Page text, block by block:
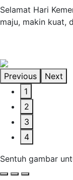
Selamat Hari
maju, makin kuat,
Previous
Next
1
2
3
4
Sentuh gambar